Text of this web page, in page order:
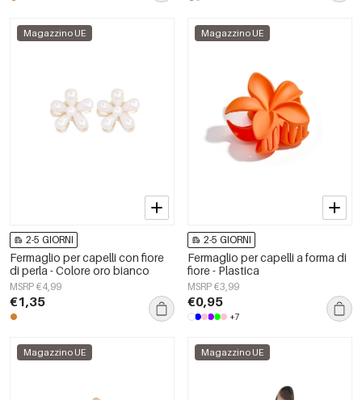
Magazzino UE
2-5 GIORNI
Fermaglio per capelli con fiore
di perla - Colore oro bianco
MSRP €4,99
€1,35
Magazzino UE
2-5 GIORNI
Fermaglio per capelli a forma di
fiore - Plastica
MSRP €3,99
€0,95
+7
Magazzino UE Magazzino UE